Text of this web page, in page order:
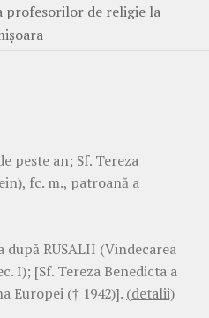
profesorilor de religie la
peste an; Sf. Tereza
fc. m., patroană a
după RUSALII (Vindecarea
I); [Sf. Tereza Benedicta a
Europei († 1942)]. (detalii)